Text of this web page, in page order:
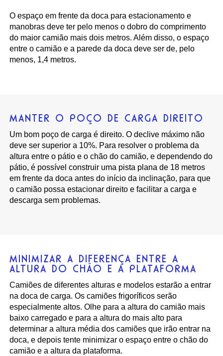
O espaço em frente da doca para estacionamento e
manobras deve ter pelo menos o dobro do comprimento
do maior camião mais dois metros. Além disso, o espaço
entre o camião e a parede da doca deve ser de, pelo
menos, 1,4 metros.
MANTER O POÇO DE CARGA DIREITO
Um bom poço de carga é direito. O declive máximo não
deve ser superior a 10%. Para resolver o problema da
altura entre o pátio e o chão do camião, e dependendo do
pátio, é possível construir uma pista plana de 18 metros
em frente da doca antes do início da inclinação, para que
o camião possa estacionar direito e facilitar a carga e
descarga sem problemas.
MINIMIZAR A DIFERENÇA ENTRE A
ALTURA DO CHÃO E A PLATAFORMA
Camiões de diferentes alturas e modelos estarão a entrar
na doca de carga. Os camiões frigoríficos serão
especialmente altos. Olhe para a altura do camião mais
baixo carregado e para a altura do mais alto para
determinar a altura média dos camiões que irão entrar na
doca, e depois tente minimizar o espaço entre o chão do
camião e a altura da plataforma.